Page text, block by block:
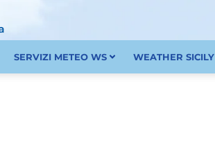
SERVIZI METEO WS WEATHER SICILY